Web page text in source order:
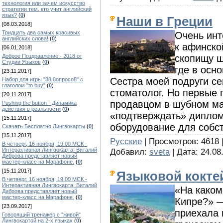
технология или зачем искусство
стратегии тем, кто учит английский
язык? (0)
[08.03.2018]
Тридцать два самых красивых
английских слова! (0)
[06.01.2018]
Доброе Поздравление - 2018 от
Студии Языков (0)
[23.11.2017]
Набор для игры "88 8опросо8" с
глаголом "to buy" (0)
[20.11.2017]
Pushing the button - Динамика
действия в реальности (0)
[15.11.2017]
Скачать Бесплатно Лингвокарты (0)
[15.11.2017]
В четверг, 16 ноября, 19.00 МСК -
Интерактивная Лингвокарта. Виталий
Диброва представляет новый
мастер-класс на Марафоне. (0)
[15.11.2017]
В четверг, 16 ноября, 19.00 МСК -
Интерактивная Лингвокарта. Виталий
Диброва представляет новый
мастер-класс на Марафоне. (0)
[23.09.2017]
Говорящий тренажер с "живой"
Лингвокартой на 2-х языках (0)
Наши в Греции
Очень
к
скопищу
где в
Сестра моей подруги
стоматолог. Но первые
продавцом в шубном
«подтверждать»
оборудование для
Русские | Просмотров:
Добавил: sveta | Дата:
Языковой
«На
Кипре?»
приехала